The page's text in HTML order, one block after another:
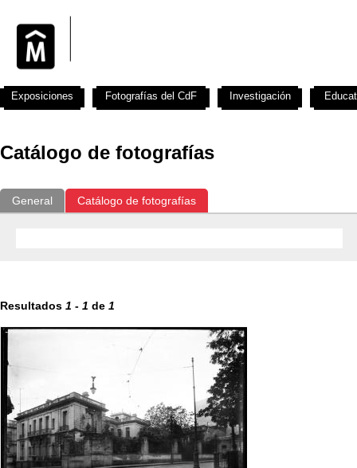
Catálogo de fotografías
General Catálogo de fotografías
Resultados 1 - 1 de 1
Exposiciones Fotografías del CdF Investigación